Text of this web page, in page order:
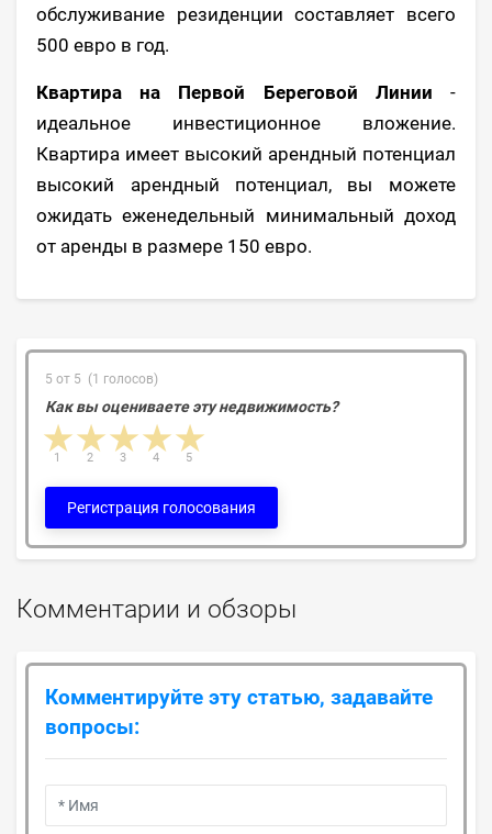
обслуживание резиденции составляет всего
500 евро в год.
Квартира на Первой Береговой Линии -
идеальное инвестиционное вложение.
Квартира имеет высокий арендный потенциал
высокий арендный потенциал, вы можете
ожидать еженедельный минимальный доход
от аренды в размере 150 евро.
5 от 5 (1 голосов)
Как вы оцениваете эту недвижимость?
4 stars
3 stars
2 stars
1 star 5
4
3
2
1
Регистрация голосования
Комментарии и обзоры
Комментируйте эту статью, задавайте
вопросы: